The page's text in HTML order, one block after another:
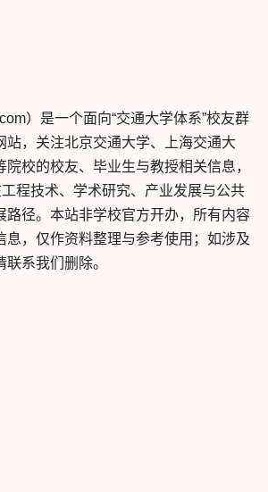
）是一个面向“交通大学体系”校友群
站，关注北京交通大学、上海交通大
校的校友、毕业生与教授相关信息，
工程技术、学术研究、产业发展与公共
路径。本站非学校官方开办，所有内容
息，仅作资料整理与参考使用；如涉及
系我们删除。